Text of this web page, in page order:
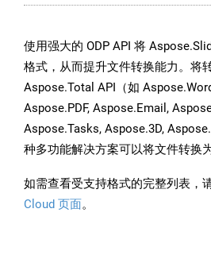
使用强大的 ODP API 将
格式，从而提升文件转换能力。将
Aspose.Total API（如
Aspose.PDF, Aspose.Email,
Aspose.Tasks, Aspose.3D,
种多功能解决方案可以将文件转换
如需查看受支持格式的完整列表，
Cloud 页面。